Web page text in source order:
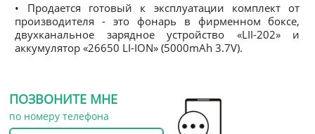
• Продается готовый к эксплуатации комплект от
производителя - это фонарь в фирменном боксе,
двухканальное зарядное устройство «LII-202» и
аккумулятор «26650 LI-ION» (5000mAh 3.7V).
ПОЗВОНИТЕ МНЕ
по номеру телефона